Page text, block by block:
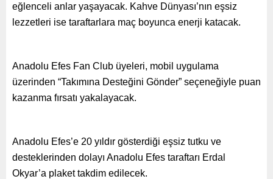
eğlenceli anlar yaşayacak. Kahve Dünyası’nın eşsiz
lezzetleri ise taraftarlara maç boyunca enerji katacak.
Anadolu Efes Fan Club üyeleri, mobil uygulama
üzerinden “Takımına Desteğini Gönder” seçeneğiyle puan
kazanma fırsatı yakalayacak.
Anadolu Efes’e 20 yıldır gösterdiği eşsiz tutku ve
desteklerinden dolayı Anadolu Efes taraftarı Erdal
Okyar’a plaket takdim edilecek.